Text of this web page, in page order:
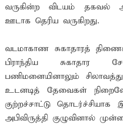
வருகின்ற விடயம் தகவல்
ஊடாக தெரிய வருகிறது.
வடமாகாண சுகாதாரத்
பிராந்திய சுகாதார
பணிமனையினாலும்
உடனடித் தேவைகள்
குற்றச்சாட்டு
அபிவிருத்தி குழுவினால்